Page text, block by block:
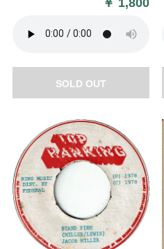
SOLD OUT